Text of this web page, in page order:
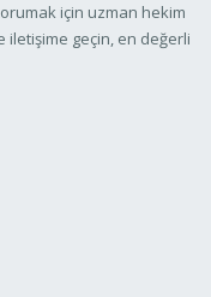
için uzman hekim
iletişime geçin, en değerli